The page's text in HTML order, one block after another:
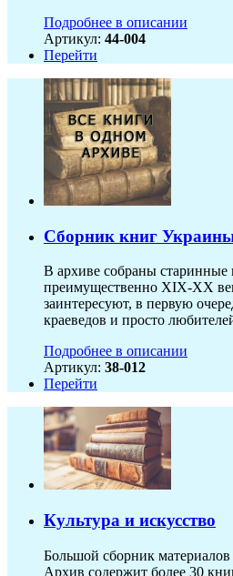
Подробнее в описании
Артикул: 44-004
Перейти
Сборник книг
В архиве собраны
преимущественно XIX-ХХ
заинтересуют, в первую
краеведов и просто
Подробнее в описании
Артикул: 38-012
Перейти
Культура и искусство
Большой сборник материалов
Архив содержит более 30